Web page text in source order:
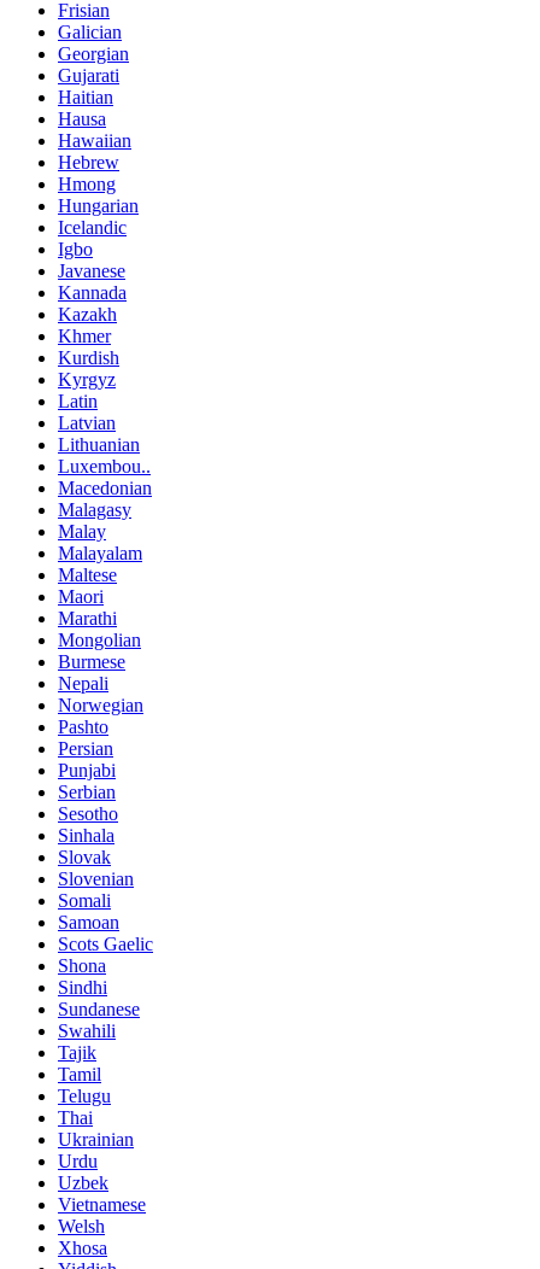
Frisian
Galician
Georgian
Gujarati
Haitian
Hausa
Hawaiian
Hebrew
Hmong
Hungarian
Icelandic
Igbo
Javanese
Kannada
Kazakh
Khmer
Kurdish
Kyrgyz
Latin
Latvian
Lithuanian
Luxembou..
Macedonian
Malagasy
Malay
Malayalam
Maltese
Maori
Marathi
Mongolian
Burmese
Nepali
Norwegian
Pashto
Persian
Punjabi
Serbian
Sesotho
Sinhala
Slovak
Slovenian
Somali
Samoan
Scots Gaelic
Shona
Sindhi
Sundanese
Swahili
Tajik
Tamil
Telugu
Thai
Ukrainian
Urdu
Uzbek
Vietnamese
Welsh
Xhosa